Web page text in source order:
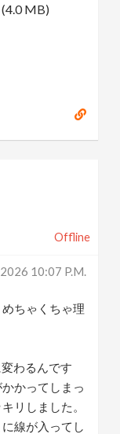
(4.0 MB)
Offline
2026 10:07 P.m.
ちゃくちゃ理
わるんです
かってしまっ
リしました。
線が入ってし